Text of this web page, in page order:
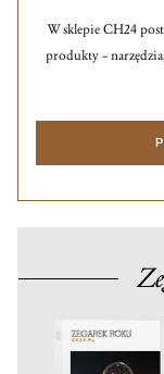
W sklepie CH24
produkty –